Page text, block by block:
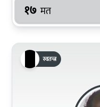
१७ मत
स्वतन्त्र